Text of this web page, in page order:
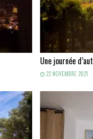
Une journée
22 NOVEMBRE 2021